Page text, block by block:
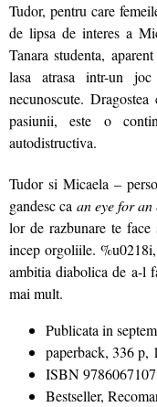
Tudor, pentru care
de lipsa de interes a
Tanara studenta,
lasa atrasa intr-un
necunoscute.
pasiunii, este o
autodistructiva.
Tudor si Micaela –
gandesc caan eye for
lor de razbunare te face
incep orgoliile.
ambitia diabolica de a-l
mai mult.
Publicata in
paperback, 336 p,
ISBN
Bestseller,